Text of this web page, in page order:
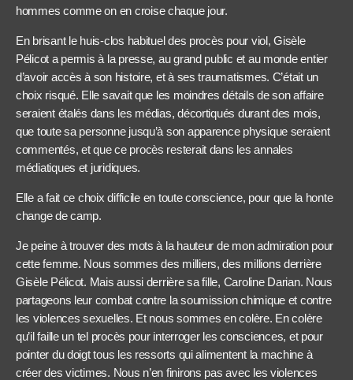
hommes comme on en croise chaque jour.
En brisant le huis-clos habituel des procès pour viol, Gisèle
Pélicot a permis à la presse, au grand public et au monde entier
d’avoir accès à son histoire, et à ses traumatismes. C’était un
choix risqué. Elle savait que les moindres détails de son affaire
seraient étalés dans les médias, décortiqués durant des mois,
que toute sa personne jusqu’à son apparence physique seraient
commentés, et que ce procès resterait dans les annales
médiatiques et juridiques.
Elle a fait ce choix difficile en toute conscience, pour que la honte
change de camp.
Je peine à trouver des mots à la hauteur de mon admiration pour
cette femme. Nous sommes des milliers, des millions derrière
Gisèle Pélicot. Mais aussi derrière sa fille, Caroline Darian. Nous
partageons leur combat contre la soumission chimique et contre
les violences sexuelles. Et nous sommes en colère. En colère
qu’il faille un tel procès pour interroger les consciences, et pour
pointer du doigt tous les ressorts qui alimentent la machine à
créer des victimes. Nous n’en finirons pas avec les violences